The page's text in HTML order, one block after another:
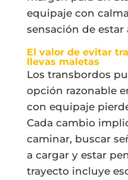
equipaje con
sensación de estar
El valor de evitar
llevas maletas
Los transbordos
opción razonable
con equipaje
Cada cambio
caminar, buscar
a cargar y estar
trayecto incluye